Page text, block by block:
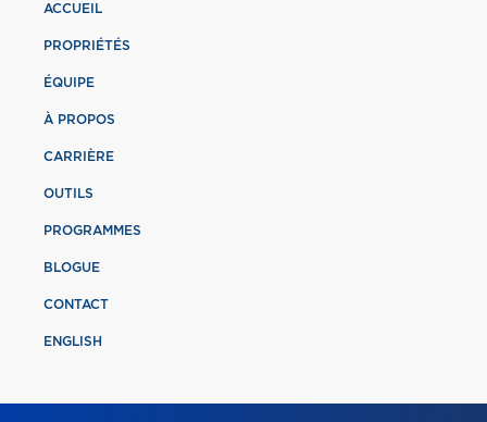
ACCUEIL
PROPRIÉTÉS
ÉQUIPE
À PROPOS
CARRIÈRE
OUTILS
PROGRAMMES
BLOGUE
CONTACT
ENGLISH